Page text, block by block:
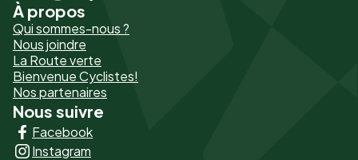
Pied
de
page
-
Liens
principaux
À propos
Qui sommes-nous ?
Nous joindre
La Route verte
Bienvenue Cyclistes!
Nos partenaires
Nous suivre
Facebook
Instagram